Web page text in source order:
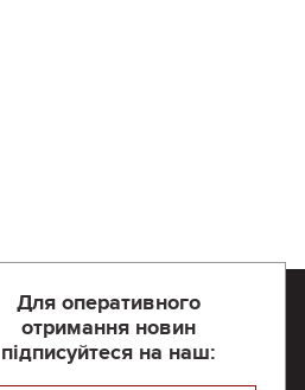
Для оперативного
отримання новин
підписуйтеся на наш:
Розроблений та підтримується
компанії 32х32